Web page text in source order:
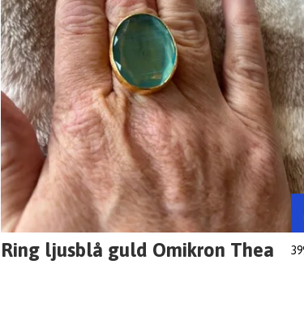
Ring ljusblå guld Omikron Thea